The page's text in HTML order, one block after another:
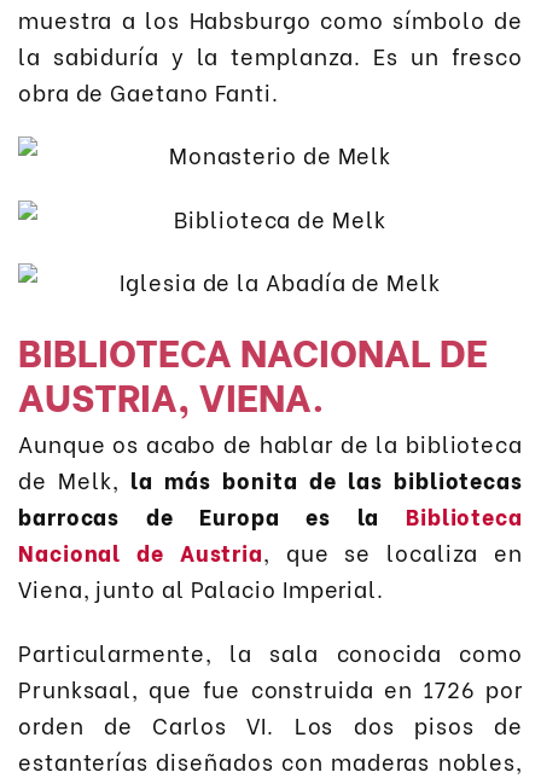
muestra a los Habsburgo como símbolo de
la sabiduría y la templanza. Es un fresco
obra de Gaetano Fanti.
BIBLIOTECA NACIONAL DE
AUSTRIA, VIENA.
Aunque os acabo de hablar de la biblioteca
de Melk, la más bonita de las bibliotecas
barrocas de Europa es la Biblioteca
Nacional de Austria, que se localiza en
Viena, junto al Palacio Imperial.
Particularmente, la sala conocida como
Prunksaal, que fue construida en 1726 por
orden de Carlos VI. Los dos pisos de
estanterías diseñados con maderas nobles,